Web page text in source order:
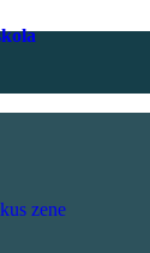
zene